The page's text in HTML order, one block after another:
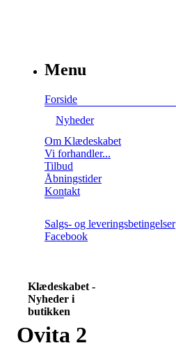
Menu
Forside
Nyheder
Om Klædeskabet
Vi forhandler...
Tilbud
Åbningstider
Kontakt
Salgs- og leveringsbetingelser
Facebook
Klædeskabet -
Nyheder i
butikken
Ovita 2